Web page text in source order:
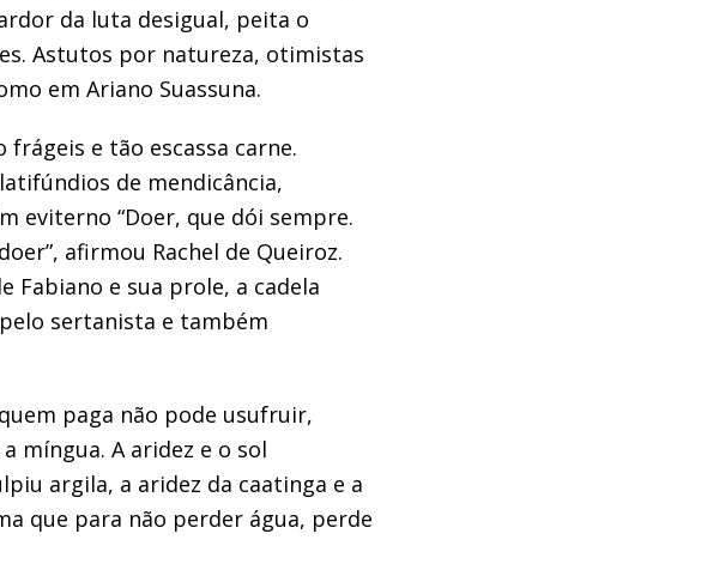
da luta desigual, peita o
. Astutos por natureza, otimistas
em Ariano Suassuna.
frágeis e tão escassa carne.
latifúndios de mendicância,
eviterno “Doer, que dói sempre.
, afirmou Rachel de Queiroz.
Fabiano e sua prole, a cadela
sertanista e também
em paga não pode usufruir,
míngua. A aridez e o sol
argila, a aridez da caatinga e a
que para não perder água, perde